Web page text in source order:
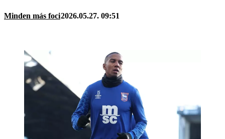
Minden más foci2026.05.27. 09:51